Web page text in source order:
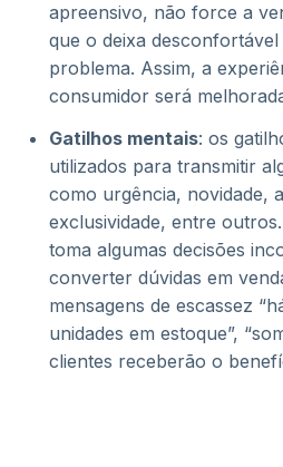
apreensivo, não force a
que o deixa
problema. Assim, a
consumidor será
Gatilhos mentais: os
utilizados para transmitir
como urgência, novidade,
exclusividade, entre
toma algumas decisões
converter dúvidas em
mensagens de escassez
unidades em estoque”,
clientes receberão o